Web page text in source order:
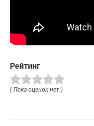
Рейтинг
( Пока оценок нет )